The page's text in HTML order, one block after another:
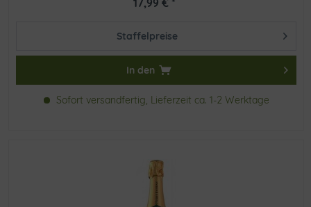
17,99 € *
Staffelpreise
In den
Sofort versandfertig, Lieferzeit ca. 1-2 Werktage